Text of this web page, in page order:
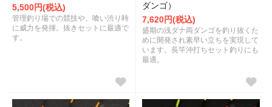
5,500円(税込)
管理釣り場での競技や、喰い渋り時
に威力を発揮。抜きセットに最適で
す。
ダンゴ）
7,620円(税込)
盛期の浅ダナ両ダンゴを釣り抜くた
めに開発され素早い立ちを実現して
います。長竿沖打ちセット釣りにも
最適。